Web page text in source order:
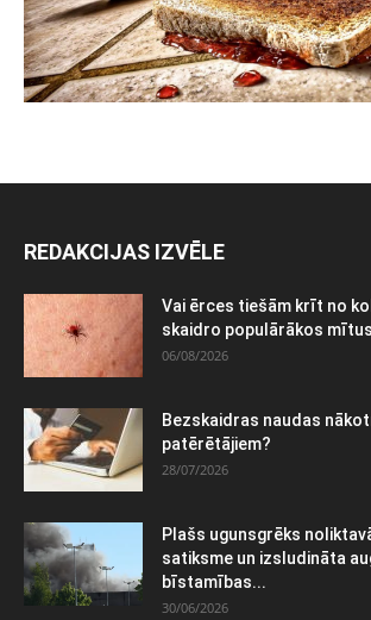
REDAKCIJAS IZVĒLE
Vai ērces tiešām krīt no
skaidro populārākos
06/08/2026
Bezskaidras naudas
patērētājiem?
28/07/2026
Plašs ugunsgrēks
satiksme un izsludināta
bīstamības...
30/06/2026